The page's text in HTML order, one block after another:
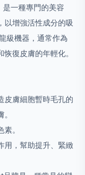
一種專門的美容
以增強活性成分的吸
級機器，通常作為
復皮膚的年輕化。
皮膚細胞暫時毛孔的
。
用，幫助提升、緊緻